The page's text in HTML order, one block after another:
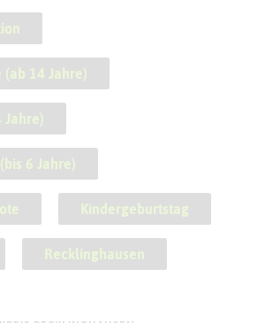
(ab 14 Jahre)
Jahre)
6 Jahre)
Kindergeburtstag
Recklinghausen